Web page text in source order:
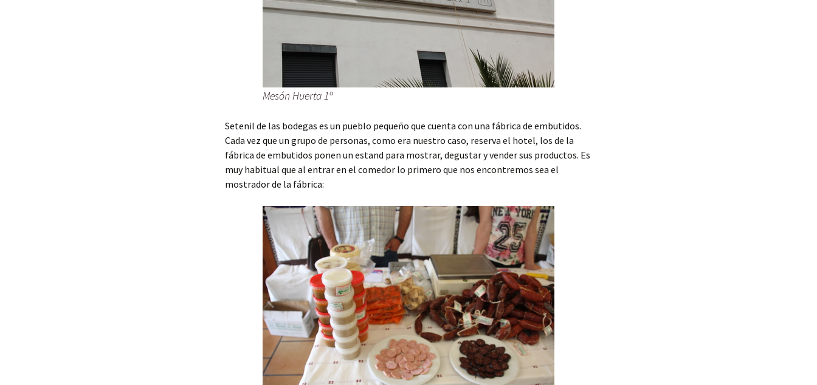
Mesón Huerta 1ª
Setenil de las bodegas es un pueblo pequeño que cuenta con una fábrica de embutidos.
Cada vez que un grupo de personas, como era nuestro caso, reserva el hotel, los de la
fábrica de embutidos ponen un estand para mostrar, degustar y vender sus productos. Es
muy habitual que al entrar en el comedor lo primero que nos encontremos sea el
mostrador de la fábrica: